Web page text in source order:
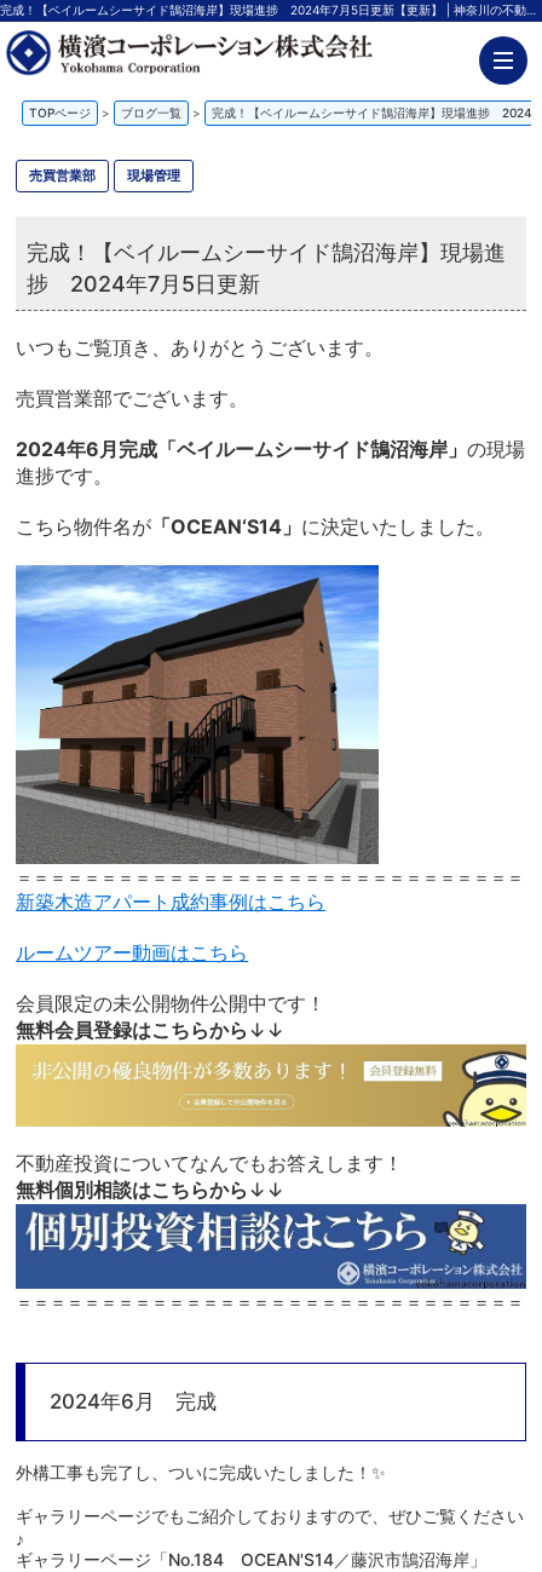
完成！【ベイルームシーサイド鵠沼海岸】現場進捗 2024年7月5日更新【更新】 | 神奈川の不動産投資、新築アパート経営は横濱コーポレーション
TOPページ > ブログ一覧 > 完成！【ベイルームシーサイド鵠沼海岸】現場進捗 2024
売買営業部 現場管理
完成！【ベイルームシーサイド鵠沼海岸】現場進
捗 2024年7月5日更新
いつもご覧頂き、ありがとうございます。
売買営業部でございます。
2024年6月完成「ベイルームシーサイド鵠沼海岸」の現場
進捗です。
こちら物件名が 「OCEAN‘S14」 に決定いたしました。
＝＝＝＝＝＝＝＝＝＝＝＝＝＝＝＝＝＝＝＝＝＝＝＝＝＝＝＝＝＝
新築木造アパート成約事例はこちら
ルームツアー動画はこちら
会員限定の未公開物件公開中です！
無料会員登録はこちらから ↓↓
不動産投資についてなんでもお答えします！
無料個別相談はこちらから ↓↓
＝＝＝＝＝＝＝＝＝＝＝＝＝＝＝＝＝＝＝＝＝＝＝＝＝＝＝＝＝＝
2024年6月 完成
外構工事も完了し、ついに完成いたしました！✨
ギャラリーページでもご紹介しておりますので、ぜひご覧ください
♪
ギャラリーページ「No.184 OCEAN'S14／藤沢市鵠沼海岸」